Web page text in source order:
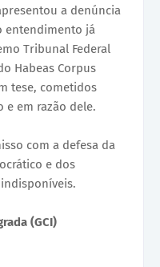
a denúncia
entendimento já
Tribunal Federal
Habeas Corpus
tese, cometidos
e em razão dele.
com a defesa da
e dos
(GCI)